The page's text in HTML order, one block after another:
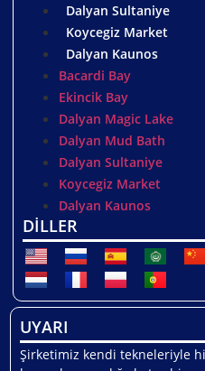
Dalyan Sultaniye
Koycegiz Market
Dalyan Kaunos
Bacardi Bay
Ekincik Bay
Dalyan Magic Lake
Dalyan Mud Bath
Dalyan Sultaniye
Koycegiz Market
Dalyan Kaunos
DİLLER
UYARI
Şirketimiz kendi tekneleriyle